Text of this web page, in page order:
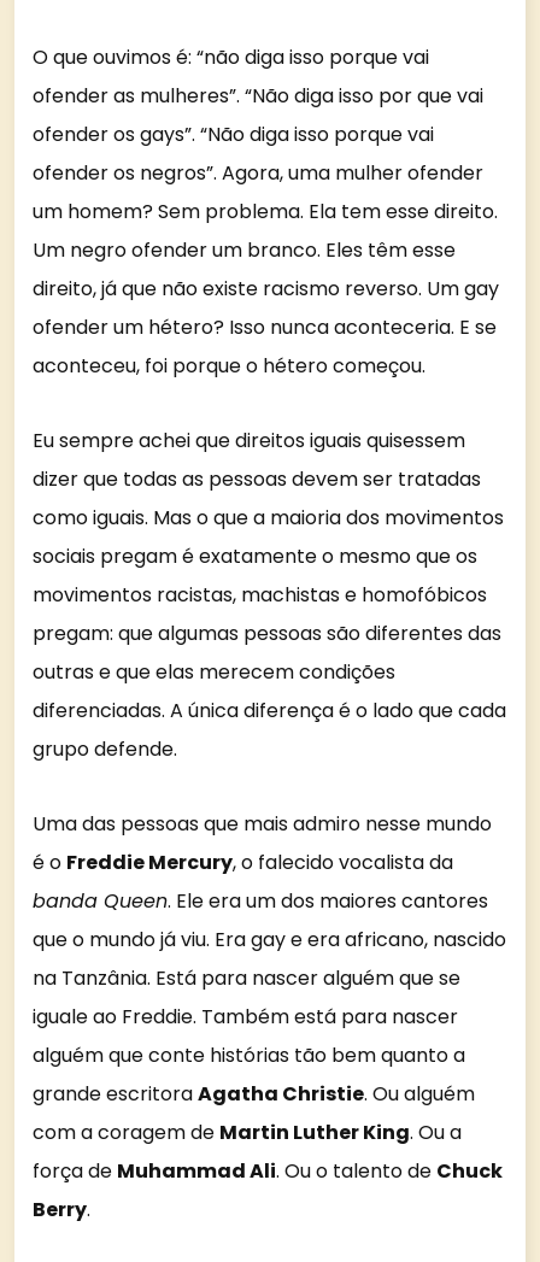
O que ouvimos é: “não diga isso porque vai
ofender as mulheres”. “Não diga isso por que vai
ofender os gays”. “Não diga isso porque vai
ofender os negros”. Agora, uma mulher ofender
um homem? Sem problema. Ela tem esse direito.
Um negro ofender um branco. Eles têm esse
direito, já que não existe racismo reverso. Um gay
ofender um hétero? Isso nunca aconteceria. E se
aconteceu, foi porque o hétero começou.
Eu sempre achei que direitos iguais quisessem
dizer que todas as pessoas devem ser tratadas
como iguais. Mas o que a maioria dos movimentos
sociais pregam é exatamente o mesmo que os
movimentos racistas, machistas e homofóbicos
pregam: que algumas pessoas são diferentes das
outras e que elas merecem condições
diferenciadas. A única diferença é o lado que cada
grupo defende.
Uma das pessoas que mais admiro nesse mundo
é o Freddie Mercury, o falecido vocalista da
banda Queen. Ele era um dos maiores cantores
que o mundo já viu. Era gay e era africano, nascido
na Tanzânia. Está para nascer alguém que se
iguale ao Freddie. Também está para nascer
alguém que conte histórias tão bem quanto a
grande escritoraAgatha Christie. Ou alguém
com a coragem de Martin Luther King. Ou a
força de Muhammad Ali. Ou o talento de Chuck
Berry.